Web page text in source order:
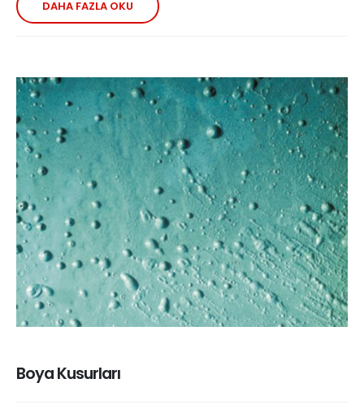
DAHA FAZLA OKU
Boya Kusurları